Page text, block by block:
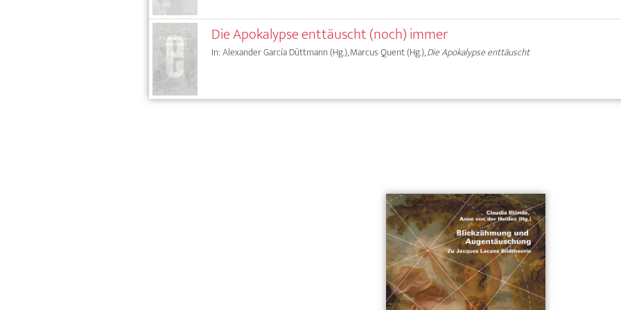
Die Apokalypse enttäuscht (noch) immer
In: Alexander García Düttmann (Hg.), Marcus Quent (Hg.),Die Apokalypse enttäuscht